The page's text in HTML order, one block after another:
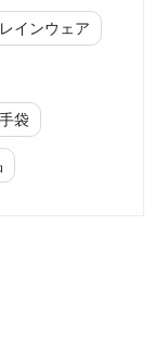
レインウェア
袋